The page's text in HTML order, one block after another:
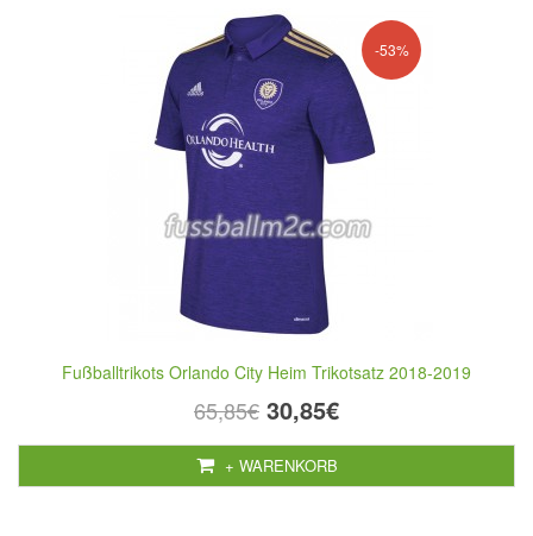
-53%
Fußballtrikots Orlando City Heim Trikotsatz 2018-2019
65,85€ 30,85€
+ WARENKORB